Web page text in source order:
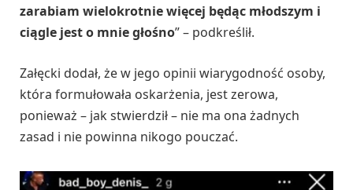
zarabiam wielokrotnie więcej będąc młodszym i
ciągle jest o mnie głośno” – podkreślił.
Załęcki dodał, że w jego opinii wiarygodność osoby,
która formułowała oskarżenia, jest zerowa,
ponieważ – jak stwierdził – nie ma ona żadnych
zasad i nie powinna nikogo pouczać.